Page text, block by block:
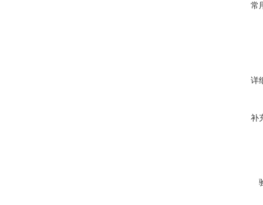
常
详
补